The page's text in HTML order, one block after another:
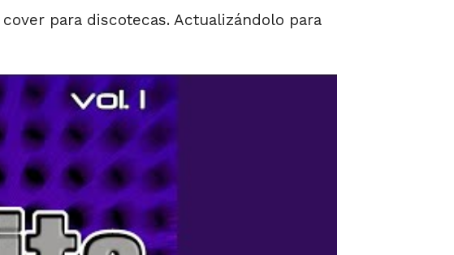
para discotecas. Actualizándolo para